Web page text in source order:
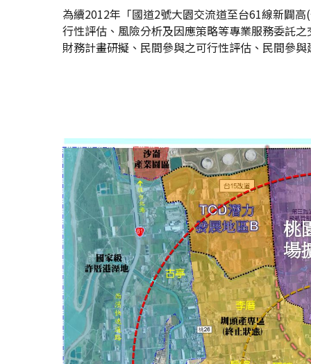
為續2012年「國道2號大園交流道至台61線新闢
行性評估、風險分析及因應策略等專業服務委託
財務計畫研擬、民間參與之可行性評估、民間參